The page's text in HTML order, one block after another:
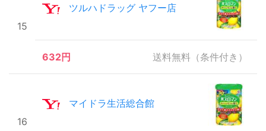
15
ツルハドラッグ ヤフー店
632円 送料無料（条件付き）
16
マイドラ生活総合館